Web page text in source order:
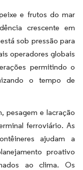
e frutos do mar
crescente em
sob pressão para
operadores globais
permitindo o
o tempo de
pesagem e lacração
ferroviário. As
ajudam a
proativo
ao clima. Os